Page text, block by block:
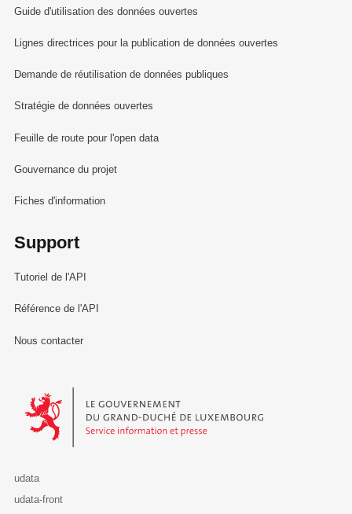
Guide d'utilisation des données ouvertes
Lignes directrices pour la publication de données ouvertes
Demande de réutilisation de données publiques
Stratégie de données ouvertes
Feuille de route pour l'open data
Gouvernance du projet
Fiches d'information
Support
Tutoriel de l'API
Référence de l'API
Nous contacter
Le Gouvernement du Grand-Duché de Luxembourg - Service
udata
udata-front